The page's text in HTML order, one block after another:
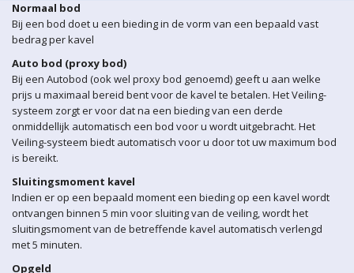
Normaal bod
Bij een bod doet u een bieding in de vorm van een bepaald vast
bedrag per kavel
Auto bod (proxy bod)
Bij een Autobod (ook wel proxy bod genoemd) geeft u aan welke
prijs u maximaal bereid bent voor de kavel te betalen. Het Veiling-
systeem zorgt er voor dat na een bieding van een derde
onmiddellijk automatisch een bod voor u wordt uitgebracht. Het
Veiling-systeem biedt automatisch voor u door tot uw maximum bod
is bereikt.
Sluitingsmoment kavel
Indien er op een bepaald moment een bieding op een kavel wordt
ontvangen binnen 5 min voor sluiting van de veiling, wordt het
sluitingsmoment van de betreffende kavel automatisch verlengd
met 5 minuten.
Opgeld